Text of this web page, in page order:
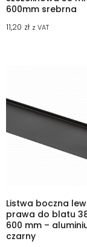
600mm srebrna
11,20 zł z VAT
Listwa boczna
prawa do blatu
600 mm –
czarny